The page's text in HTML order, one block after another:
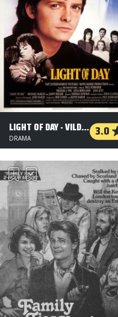
LIGHT OF DAY - VILD MED ROCK 3.0
DRAMA